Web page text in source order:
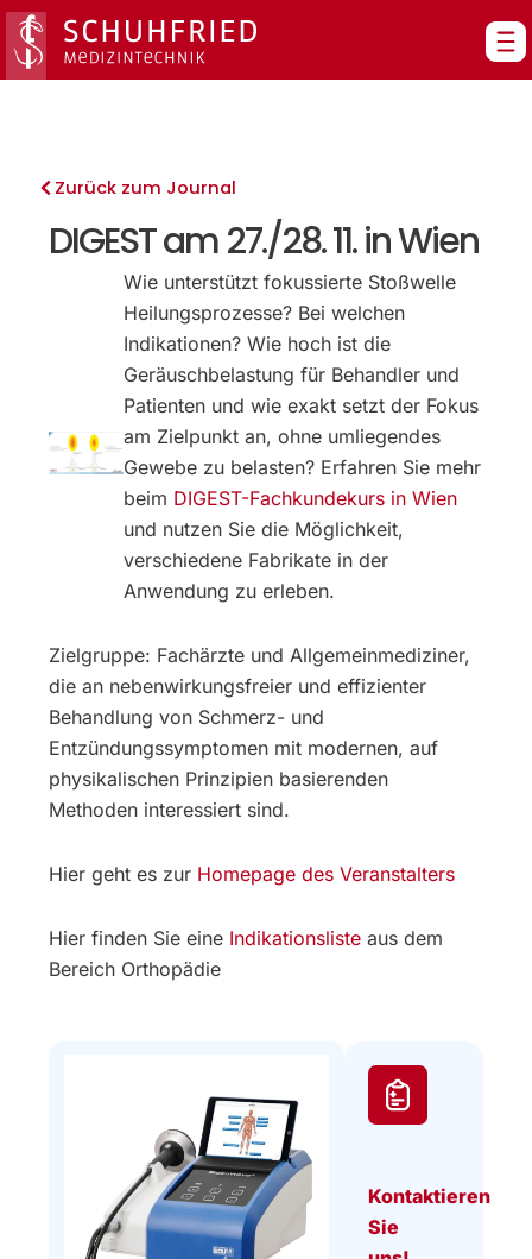
Zum
Inhalt
springen
Zurück zum Journal
DIGEST am 27./28. 11. in Wien
Wie unterstützt fokussierte Stoßwelle
Heilungsprozesse? Bei welchen
Indikationen? Wie hoch ist die
Geräuschbelastung für Behandler und
Patienten und wie exakt setzt der Fokus
am Zielpunkt an, ohne umliegendes
Gewebe zu belasten? Erfahren Sie mehr
beim DIGEST-Fachkundekurs in Wien
und nutzen Sie die Möglichkeit,
verschiedene Fabrikate in der
Anwendung zu erleben.
Zielgruppe: Fachärzte und Allgemeinmediziner,
die an nebenwirkungsfreier und effizienter
Behandlung von Schmerz- und
Entzündungssymptomen mit modernen, auf
physikalischen Prinzipien basierenden
Methoden interessiert sind.
Hier geht es zur Homepage des Veranstalters
Hier finden Sie eine Indikationsliste aus dem
Bereich Orthopädie
Kontaktieren
Sie